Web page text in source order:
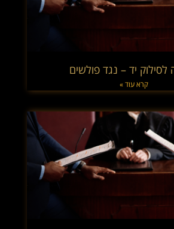
לסילוק יד – נגד פולשים
קרא עוד »